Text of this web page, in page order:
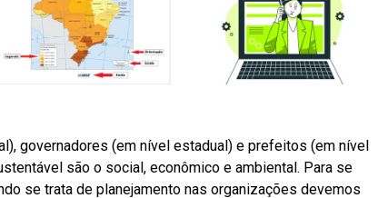
governadores (em nível estadual) e prefeitos (em nível
são o social, econômico e ambiental. Para se
se trata de planejamento nas organizações devemos